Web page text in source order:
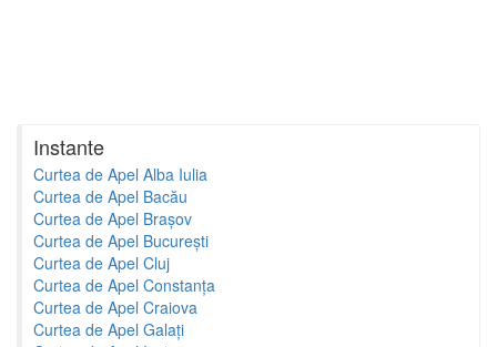
Instante
Curtea de Apel Alba Iulia
Curtea de Apel Bacău
Curtea de Apel Brașov
Curtea de Apel București
Curtea de Apel Cluj
Curtea de Apel Constanța
Curtea de Apel Craiova
Curtea de Apel Galați